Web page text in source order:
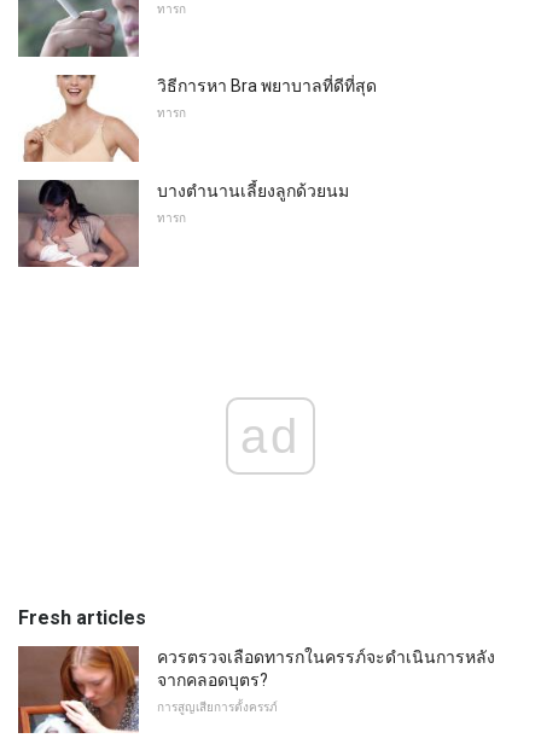
ทารก
วิธีการหา Bra พยาบาลที่ดีที่สุด
ทารก
บางตำนานเลี้ยงลูกด้วยนม
ทารก
ad
Fresh articles
ควรตรวจเลือดทารกในครรภ์จะดำเนินการหลัง
จากคลอดบุตร?
การสูญเสียการตั้งครรภ์